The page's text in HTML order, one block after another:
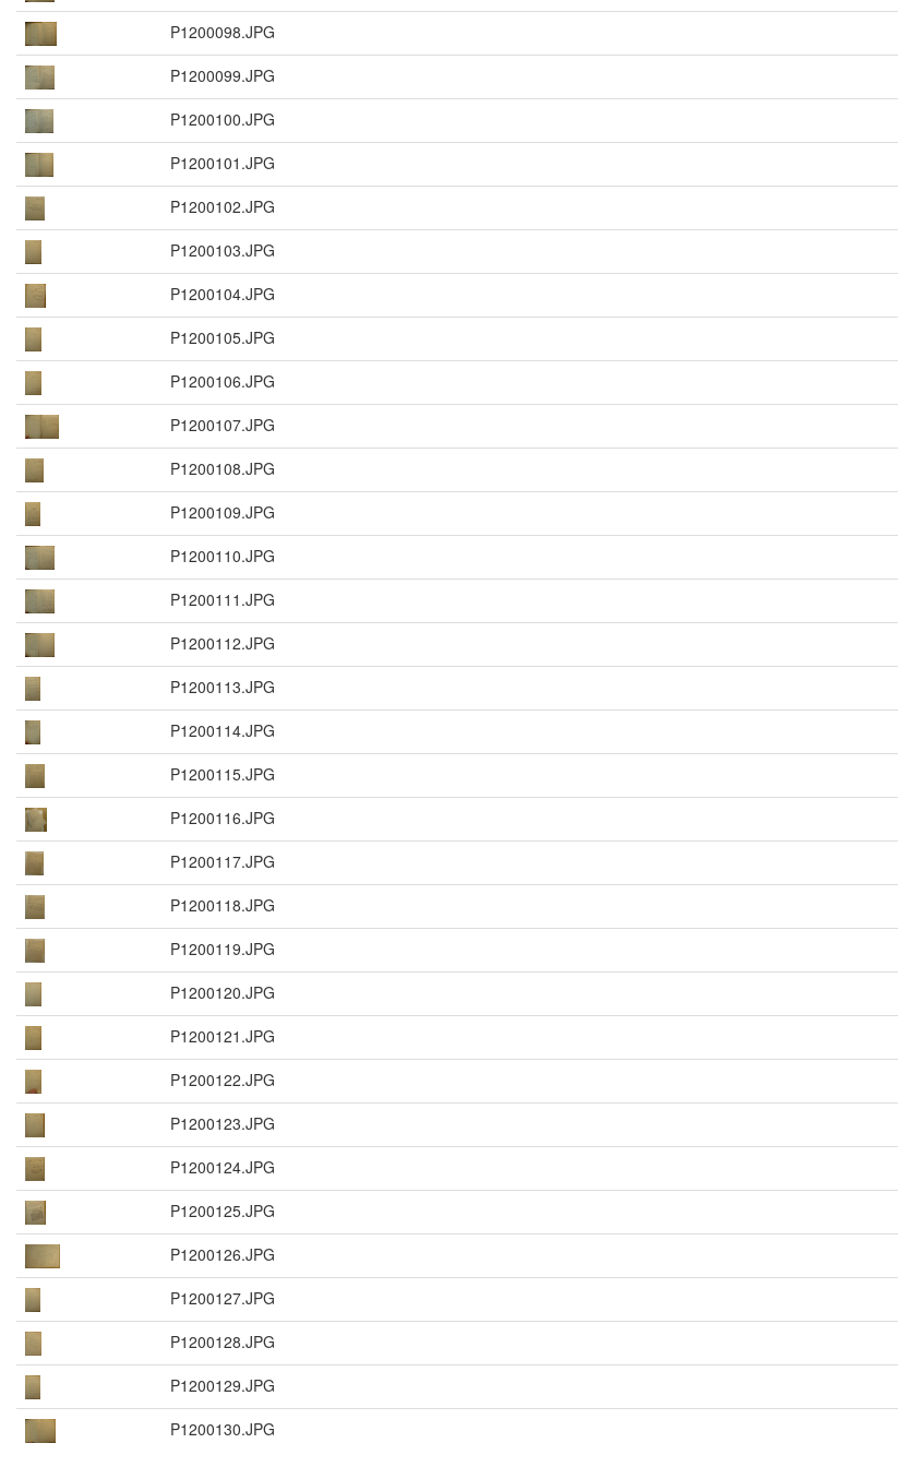
P1200098.JPG
P1200099.JPG
P1200100.JPG
P1200101.JPG
P1200102.JPG
P1200103.JPG
P1200104.JPG
P1200105.JPG
P1200106.JPG
P1200107.JPG
P1200108.JPG
P1200109.JPG
P1200110.JPG
P1200111.JPG
P1200112.JPG
P1200113.JPG
P1200114.JPG
P1200115.JPG
P1200116.JPG
P1200117.JPG
P1200118.JPG
P1200119.JPG
P1200120.JPG
P1200121.JPG
P1200122.JPG
P1200123.JPG
P1200124.JPG
P1200125.JPG
P1200126.JPG
P1200127.JPG
P1200128.JPG
P1200129.JPG
P1200130.JPG